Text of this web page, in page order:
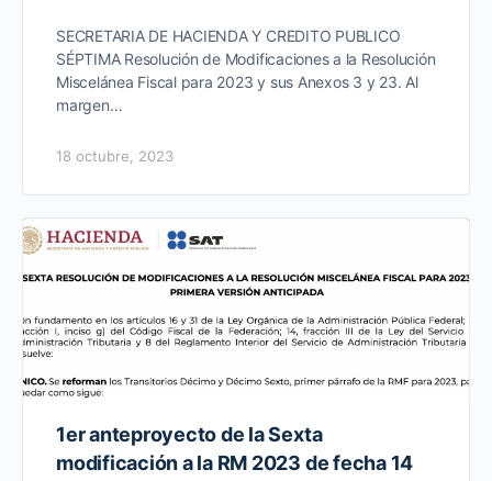
SECRETARIA DE HACIENDA Y CREDITO PUBLICO
SÉPTIMA Resolución de Modificaciones a la Resolución
Miscelánea Fiscal para 2023 y sus Anexos 3 y 23. Al
margen…
18 octubre, 2023
1er anteproyecto de la Sexta
modificación a la RM 2023 de fecha 14